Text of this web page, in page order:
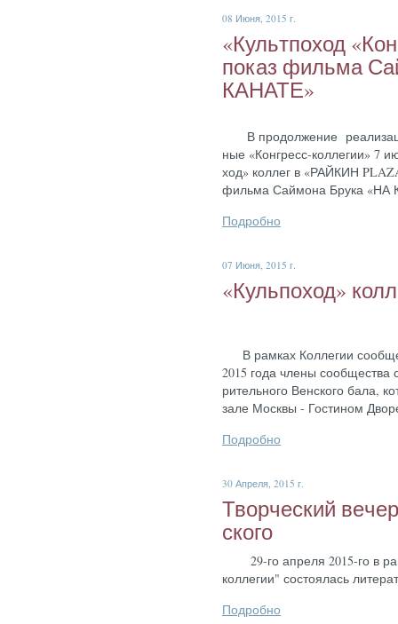
08 Июня, 2015 г.
«Куль­тпо­ход
по­каз филь­ма
КА­НАТЕ»
В про­дол­же­ние
ные «Кон­гресс-кол­ле­гии» 7
ход» кол­лег в «РАЙ­КИН
филь­ма Сай­мо­на Бру­ка «НА
Подробно
07 Июня, 2015 г.
«Куль­по­ход»
В рам­ках Кол­ле­гии
2015 го­да чле­ны
ритель­но­го Вен­ско­го ба­ла,
за­ле Мос­квы - Гос­ти­ном
Подробно
30 Апреля, 2015 г.
Твор­ческий
ско­го
29-го ап­ре­ля 2015-го в
кол­ле­гии" сос­то­ялась
Подробно